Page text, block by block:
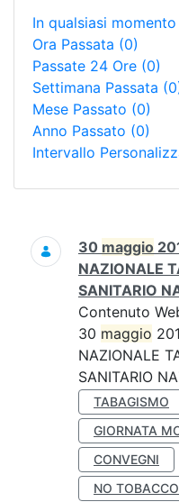
In qualsiasi momento
Ora Passata (0)
Passate 24 Ore (0)
Settimana Passata
Mese Passato (0)
Anno Passato (0)
Intervallo
Ricerca
30 maggio
NAZIONALE
SANITARIO
Contenuto
30 maggio
NAZIONALE
SANITARIO
TABAGISMO
GIORNATA
CONVEGNI
NO